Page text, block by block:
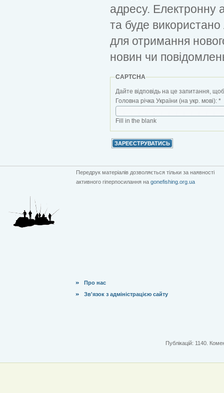
адресу. Електронну
та буде
для отримання
новин чи
CAPTCHA
Дайте відповідь на це запитання,
Головна річка України (на укр. мові): *
Fill in the blank
Передрук матеріалів дозволяється тільки за наявності
активного гіперпосилання на gonefishing.org.ua
Про нас
Зв'язок з адміністрацією сайту
Публікацій: 1140.